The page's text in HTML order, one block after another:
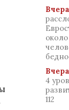
4
112